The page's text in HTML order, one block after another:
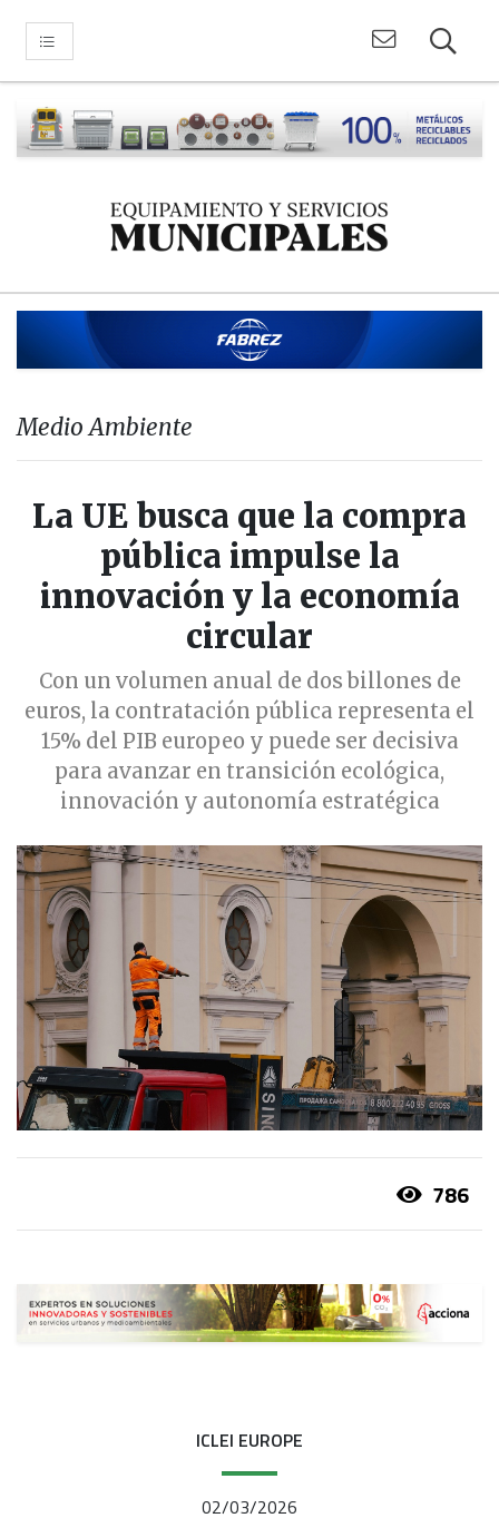
Medio Ambiente
La UE busca que la compra
pública impulse la
innovación y la economía
circular
Con un volumen anual de dos billones de
euros, la contratación pública representa el
15% del PIB europeo y puede ser decisiva
para avanzar en transición ecológica,
innovación y autonomía estratégica
786
ICLEI EUROPE
02/03/2026